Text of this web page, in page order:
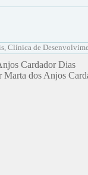
Clínica de
Cardador Dias
dos Anjos